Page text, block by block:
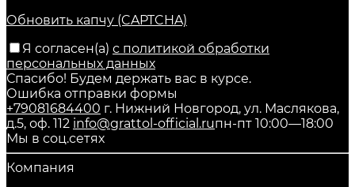
Обновить капчу (CAPTCHA)
Я согласен(a) с политикой обработки
персональных данных
Спасибо! Будем держать вас в курсе.
Ошибка отправки формы
+79081684400 г. Нижний Новгород, ул. Маслякова,
д.5, оф. 112 info@grattol-official.ruпн-пт 10:00—18:00
Мы в соц.сетях
Компания